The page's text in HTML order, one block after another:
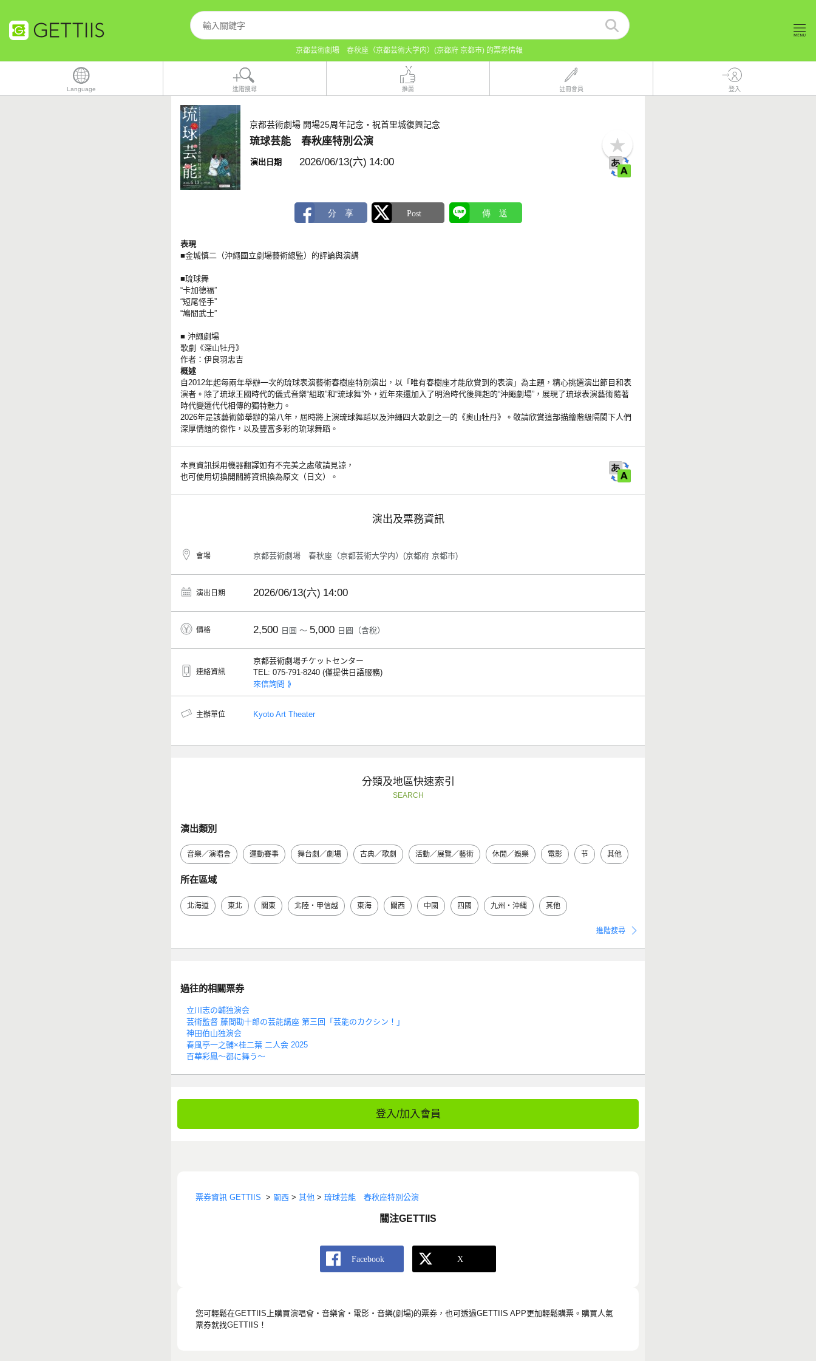
京都芸術劇場 春秋座（京都芸術大学内）(京都府 京都市) 的票券情報
Language 進階搜尋 推薦 註冊會員 登入
京都芸術劇場 開場25周年記念・祝首里城復興記念
琉球芸能 春秋座特別公演
演出日期 2026/06/13(六) 14:00
b
o
o
k
表現
■金城慎二（沖繩國立劇場藝術總監）的評論與演講
■琉球舞
“卡加德福”
“短尾怪手”
“鳩間武士”
■ 沖繩劇場
歌劇《深山牡丹》
作者：伊良羽忠吉
概述
自2012年起每兩年舉辦一次的琉球表演藝術春樹座特別演出，以「唯有春樹座才能欣賞到的表演」為主題，精心挑選演出節目和表
演者。除了琉球王國時代的儀式音樂“組取”和“琉球舞”外，近年來還加入了明治時代後興起的“沖繩劇場”，展現了琉球表演藝術隨著
時代變遷代代相傳的獨特魅力。
2026年是該藝術節舉辦的第八年，屆時將上演琉球舞蹈以及沖繩四大歌劇之一的《奧山牡丹》。敬請欣賞這部描繪階級隔閡下人們
深厚情誼的傑作，以及豐富多彩的琉球舞蹈。
本頁資訊採用機器翻譯如有不完美之處敬請見諒，
也可使用切換開關將資訊換為原文（日文）。
演出及票務資訊
會場 京都芸術劇場 春秋座（京都芸術大学内）(京都府 京都市)
演出日期 2026/06/13(六) 14:00
價格 2,500 日圓 ～ 5,000 日圓（含稅）
連絡資訊
京都芸術劇場チケットセンター
TEL: 075-791-8240 (僅提供日語服務)
來信詢問 ⟫
主辦單位 Kyoto Art Theater
分類及地區快速索引
SEARCH
演出類別
音樂／演唱會 運動賽事 舞台劇／劇場 古典／歌劇 活動／展覽／藝術 休閒／娛樂 電影 节 其他
所在區域
北海道 東北 關東 北陸・甲信越 東海 關西 中國 四國 九州・沖縄 其他
進階搜尋
過往的相關票券
立川志の輔独演会
芸術監督 藤間勘十郎の芸能講座 第三回「芸能のカクシン！」
神田伯山独演会
春風亭一之輔×桂二葉 二人会 2025
百華彩鳳～都に舞う～
登入/加入會員
票券資訊 GETTIIS > 關西 > 其他 > 琉球芸能 春秋座特別公演
關注GETTIIS
您可輕鬆在GETTIIS上購買演唱會・音樂會・電影・音樂(劇場)的票券，也可透過GETTIIS APP更加輕鬆購票。購買人氣
票券就找GETTIIS！